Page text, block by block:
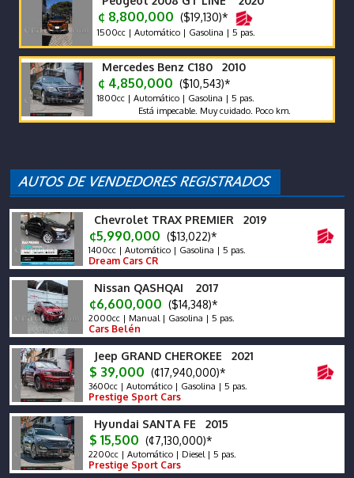
¢ 8,800,000 ($19,130)*
1500cc | Automático | Gasolina | 5 pas.
Mercedes Benz C180 2010
¢ 4,850,000 ($10,543)*
1800cc | Automático | Gasolina | 5 pas.
Está impecable. Muy cuidado. Poco km.
Chevrolet TRAX PREMIER 2019
¢5,990,000 ($13,022)*
1400cc | Automático | Gasolina | 5 pas.
Dream Cars CR
Nissan QASHQAI 2017
¢6,600,000 ($14,348)*
2000cc | Manual | Gasolina | 5 pas.
Cars Belén
Jeep GRAND CHEROKEE 2021
$ 39,000 (¢17,940,000)*
3600cc | Automático | Gasolina | 5 pas.
Prestige Sport Cars
Hyundai SANTA FE 2015
$ 15,500 (¢7,130,000)*
2200cc | Automático | Diesel | 5 pas.
Prestige Sport Cars